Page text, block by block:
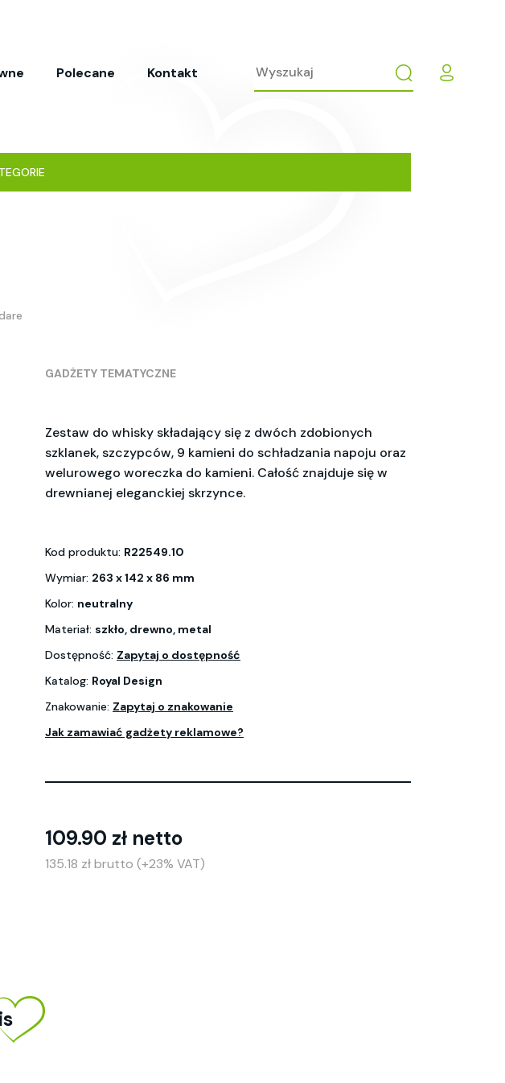
Polecane Kontakt
GADŻETY TEMATYCZNE
Zestaw do whisky składający się z dwóch zdobionych
szklanek, szczypców, 9 kamieni do schładzania napoju oraz
welurowego woreczka do kamieni. Całość znajduje się w
drewnianej eleganckiej skrzynce.
Kod produktu: R22549.10
Wymiar: 263 x 142 x 86 mm
Kolor: neutralny
Materiał: szkło, drewno, metal
Dostępność: Zapytaj o dostępność
Katalog: Royal Design
Znakowanie: Zapytaj o znakowanie
Jak zamawiać gadżety reklamowe?
109.90 zł netto
135.18 zł brutto (+23% VAT)